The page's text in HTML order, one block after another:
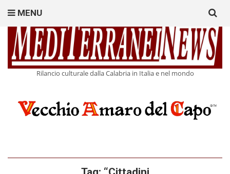
Rilancio culturale dalla Calabria in Italia e nel mondo
MENU
for: